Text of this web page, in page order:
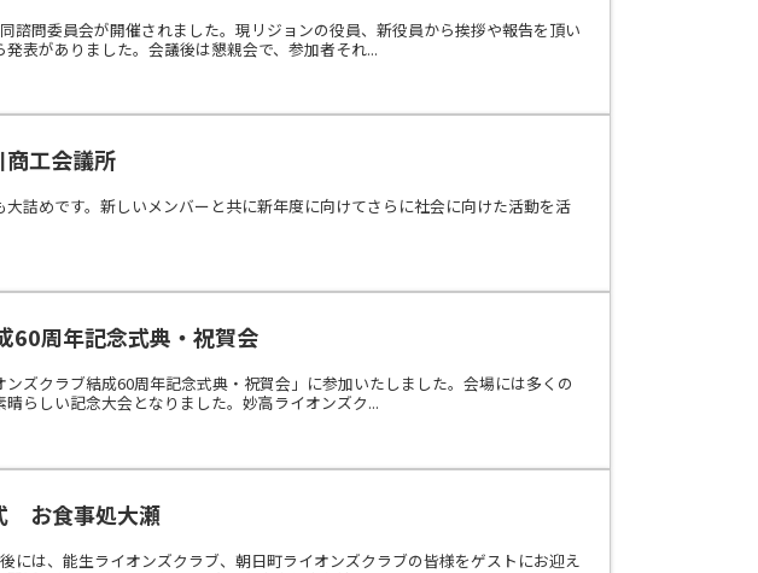
諮問委員会が開催されました。現リジョンの役員、新役員から挨拶や報告を頂い
表がありました。会議後は懇親会で、参加者それ...
工会議所
詰めです。新しいメンバーと共に新年度に向けてさらに社会に向けた活動を活
周年記念式典・祝賀会
ズクラブ結成60周年記念式典・祝賀会」に参加いたしました。会場には多くの
らしい記念大会となりました。妙高ライオンズク...
お食事処大瀬
には、能生ライオンズクラブ、朝日町ライオンズクラブの皆様をゲストにお迎え